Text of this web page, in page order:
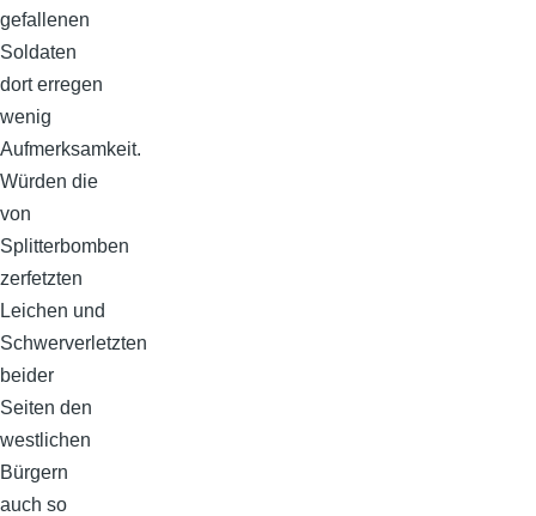
gefallenen
Soldaten
dort erregen
wenig
Aufmerksamkeit.
Würden die
von
Splitterbomben
zerfetzten
Leichen und
Schwerverletzten
beider
Seiten den
westlichen
Bürgern
auch so